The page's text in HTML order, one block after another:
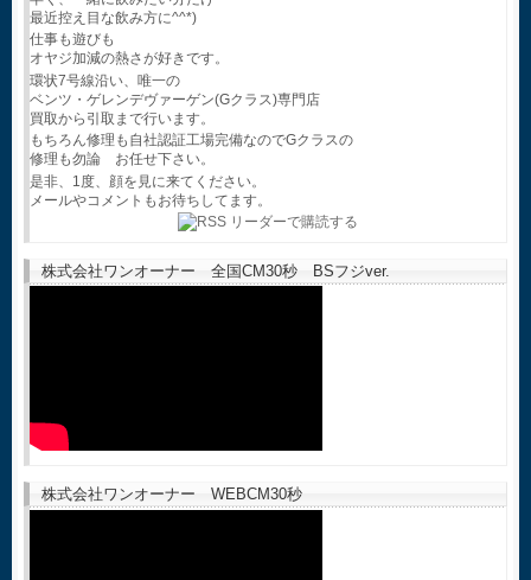
最近控え目な飲み方に^^*)
仕事も遊びも
オヤジ加減の熱さが好きです。
環状7号線沿い、唯一の
ベンツ・ゲレンデヴァーゲン(Gクラス)専門店
買取から引取まで行います。
もちろん修理も自社認証工場完備なのでGクラスの
修理も勿論 お任せ下さい。
是非、1度、顔を見に来てください。
メールやコメントもお待ちしてます。
株式会社ワンオーナー 全国CM30秒 BSフジver.
株式会社ワンオーナー WEBCM30秒